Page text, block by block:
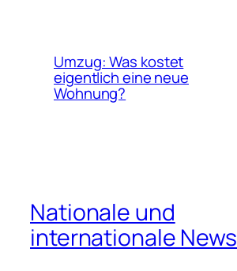
Umzug: Was kostet
eigentlich eine neue
Wohnung?
Nationale und
internationale News